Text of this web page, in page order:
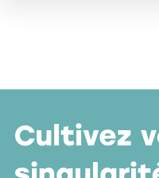
Cultivez